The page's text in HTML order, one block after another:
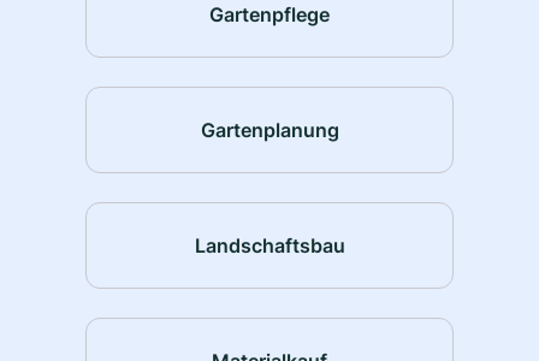
Gartenpflege
Gartenplanung
Landschaftsbau